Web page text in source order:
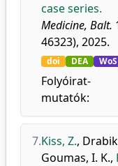
case series.
Medicine, Balt.
46323), 2025.
doi DEA WoS
Folyóirat-
mutatók:
7.Kiss, Z.,
Goumas, I. K.,